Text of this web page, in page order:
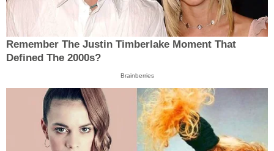
Remember The Justin Timberlake Moment That
Defined The 2000s?
Brainberries